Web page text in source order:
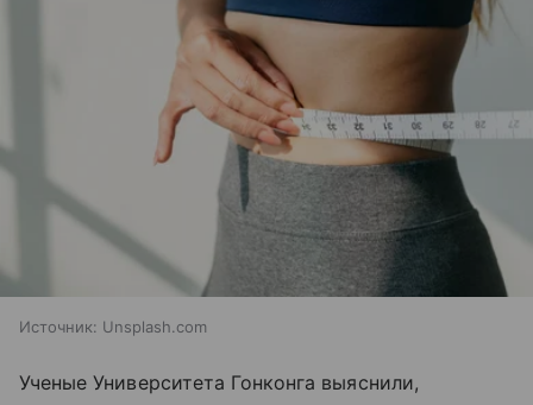
Источник: Unsplash.com
Ученые Университета Гонконга выяснили,